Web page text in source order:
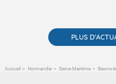
PLUS
Accueil Normandie Seine-Maritime Baons-